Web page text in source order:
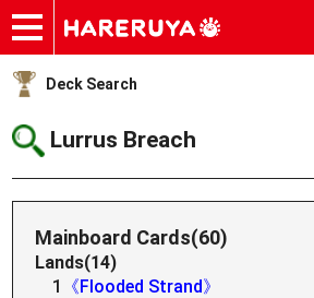
Onlineshop
Articles
Deck Search
Sponsored Players
Shop Info
Event Schedule
Help
Contact
Deck Search
Lurrus Breach
Mainboard Cards(60)
Lands(14)
1
《Flooded Strand》